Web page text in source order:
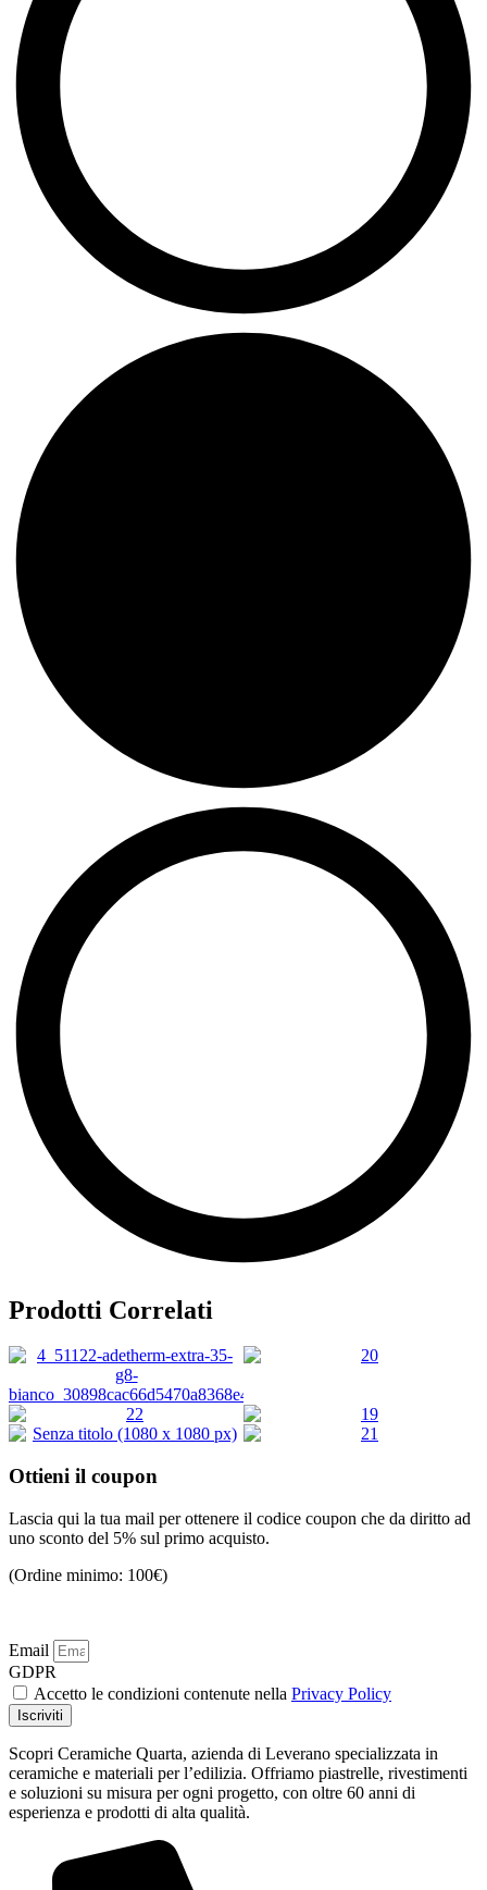
Prodotti Correlati
13,50€
Aggiungi al Carrello Aggiungi al Carrello
4,00€
Aggiungi al Carrello
37,00
Aggiungi al Carrello
21,00€
Aggiungi al Carrello
15,00
Ottieni il coupon
Lascia qui la tua mail per ottenere il codice coupon che da diritto ad
uno sconto del 5% sul primo acquisto.
(Ordine minimo: 100€)
Email
GDPR
Accetto le condizioni contenute nella Privacy Policy
Iscriviti
Scopri Ceramiche Quarta, azienda di Leverano specializzata in
ceramiche e materiali per l’edilizia. Offriamo piastrelle, rivestimenti
e soluzioni su misura per ogni progetto, con oltre 60 anni di
esperienza e prodotti di alta qualità.